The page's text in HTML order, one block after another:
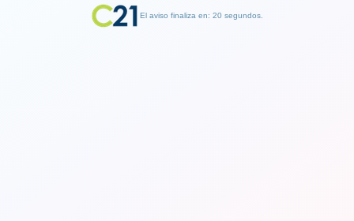
El aviso finaliza en: 19 segundos.